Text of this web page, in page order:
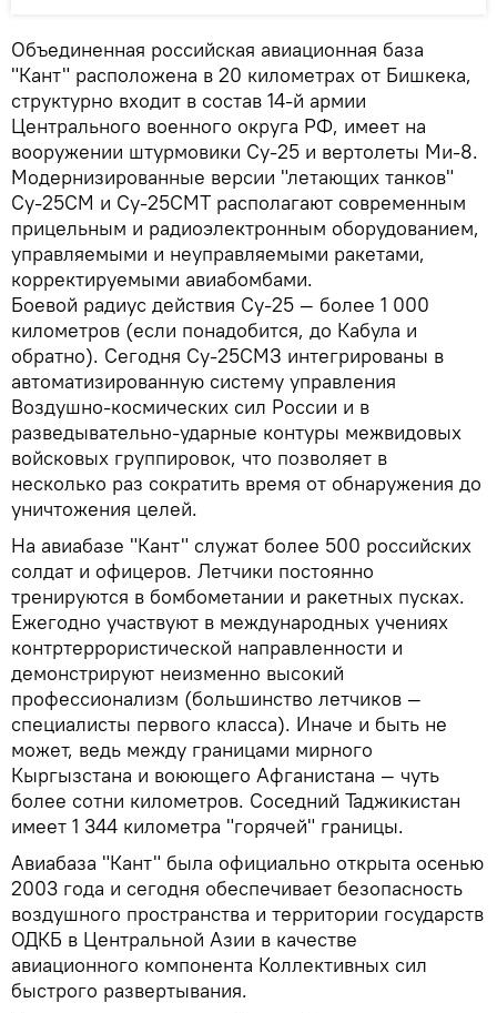
Объединенная российская авиационная база
"Кант" расположена в 20 километрах от Бишкека,
структурно входит в состав 14-й армии
Центрального военного округа РФ, имеет на
вооружении штурмовики Су-25 и вертолеты Ми-8.
Модернизированные версии "летающих танков"
Су-25СМ и Су-25СМТ располагают современным
прицельным и радиоэлектронным оборудованием,
управляемыми и неуправляемыми ракетами,
корректируемыми авиабомбами.
Боевой радиус действия Су-25 — более 1 000
километров (если понадобится, до Кабула и
обратно). Сегодня Су-25СМЗ интегрированы в
автоматизированную систему управления
Воздушно-космических сил России и в
разведывательно-ударные контуры межвидовых
войсковых группировок, что позволяет в
несколько раз сократить время от обнаружения до
уничтожения целей.
На авиабазе "Кант" служат более 500 российских
солдат и офицеров. Летчики постоянно
тренируются в бомбометании и ракетных пусках.
Ежегодно участвуют в международных учениях
контртеррористической направленности и
демонстрируют неизменно высокий
профессионализм (большинство летчиков —
специалисты первого класса). Иначе и быть не
может, ведь между границами мирного
Кыргызстана и воюющего Афганистана — чуть
более сотни километров. Соседний Таджикистан
имеет 1 344 километра "горячей" границы.
Авиабаза "Кант" была официально открыта осенью
2003 года и сегодня обеспечивает безопасность
воздушного пространства и территории государств
ОДКБ в Центральной Азии в качестве
авиационного компонента Коллективных сил
быстрого развертывания.